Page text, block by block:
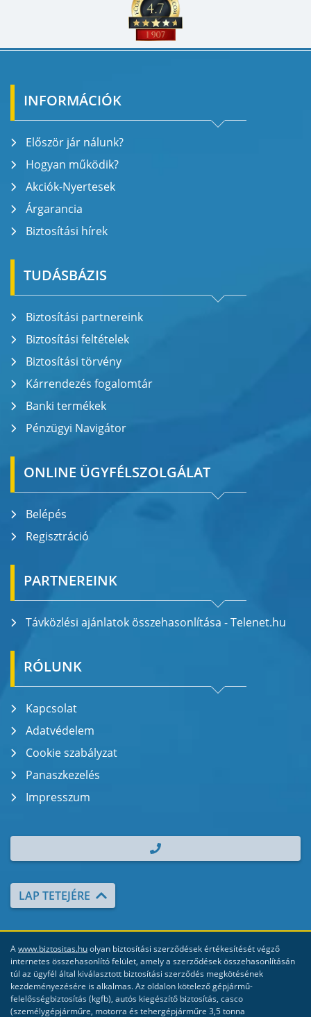
INFORMÁCIÓK
Először jár nálunk?
Hogyan működik?
Akciók-Nyertesek
Árgarancia
Biztosítási hírek
TUDÁSBÁZIS
Biztosítási partnereink
Biztosítási feltételek
Biztosítási törvény
Kárrendezés fogalomtár
Banki termékek
Pénzügyi Navigátor
ONLINE ÜGYFÉLSZOLGÁLAT
Belépés
Regisztráció
PARTNEREINK
Távközlési ajánlatok összehasonlítása - Telenet.hu
RÓLUNK
Kapcsolat
Adatvédelem
Cookie szabályzat
Panaszkezelés
Impresszum
| TEL.: +36 70 700 2000
LAP TETEJÉRE
Awww.biztositas.huolyan biztosítási szerződések értékesítését végző
internetes összehasonlító felület, amely a szerződések összehasonlításán
túl az ügyfél által kiválasztott biztosítási szerződés megkötésének
kezdeményezésére is alkalmas. Az oldalon kötelező gépjármű-
felelősségbiztosítás (kgfb), autós kiegészítő biztosítás, casco
(személygépjárműre, motorra és tehergépjárműre 3,5 tonna